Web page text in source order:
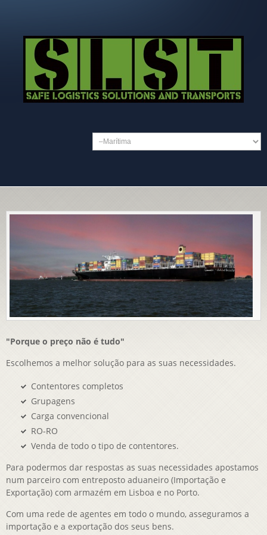
"Porque o preço não é tudo"
Escolhemos a melhor solução para as suas necessidades.
Contentores completos
Grupagens
Carga convencional
RO-RO
Venda de todo o tipo de contentores.
Para podermos dar respostas as suas necessidades apostamos
num parceiro com entreposto aduaneiro (Importação e
Exportação) com armazém em Lisboa e no Porto.
Com uma rede de agentes em todo o mundo, asseguramos a
importação e a exportação dos seus bens.